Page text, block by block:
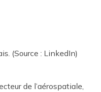
(Source : LinkedIn)
de l’aérospatiale,